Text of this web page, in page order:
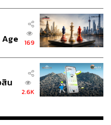
169
สิน
2.6K